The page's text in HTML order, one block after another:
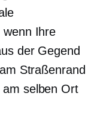
wenn Ihre
der Gegend
Straßenrand
selben Ort